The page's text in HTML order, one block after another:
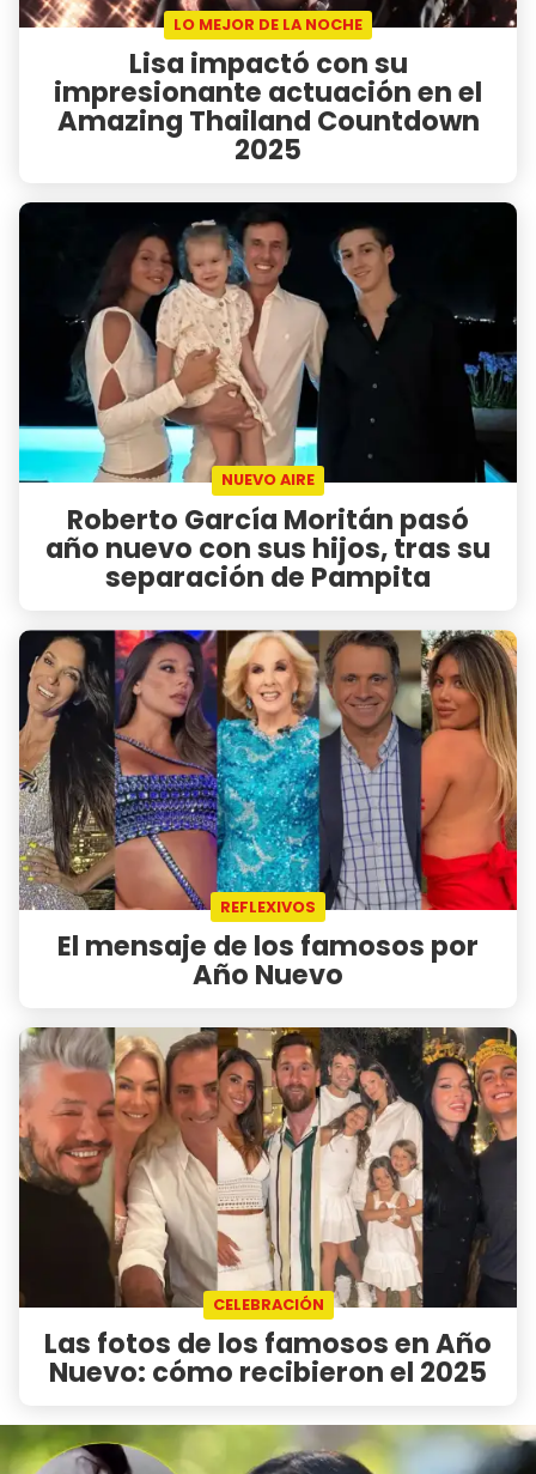
LO MEJOR DE LA NOCHE
Lisa impactó con su
impresionante actuación en el
Amazing Thailand Countdown
2025
NUEVO AIRE
Roberto García Moritán pasó
año nuevo con sus hijos, tras su
separación de Pampita
REFLEXIVOS
El mensaje de los famosos por
Año Nuevo
CELEBRACIÓN
Las fotos de los famosos en Año
Nuevo: cómo recibieron el 2025